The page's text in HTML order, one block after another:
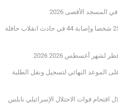
الأقصى 2026
فاجعة مرورية في الجزائر.. مصرع 25 شخصا وإصابة 44 في حادث انقلاب حافلة
أغسطس 2026 2026
الموعد النهائي لتسجيل ونقل الطلبة
اقتحام قوات الاحتلال الإسرائيلي نابلس